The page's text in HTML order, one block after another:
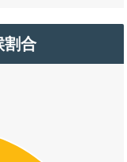
割合